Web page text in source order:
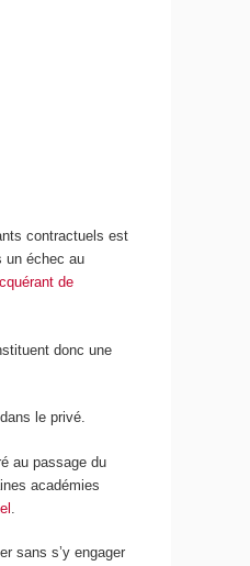
contractuels est
un échec au
de
donc une
le privé.
au passage du
académies
sans s’y engager